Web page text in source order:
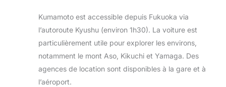
Kumamoto est accessible depuis Fukuoka via
l’autoroute Kyushu (environ 1h30). La voiture est
particulièrement utile pour explorer les environs,
notamment le mont Aso, Kikuchi et Yamaga. Des
agences de location sont disponibles à la gare et à
l’aéroport.